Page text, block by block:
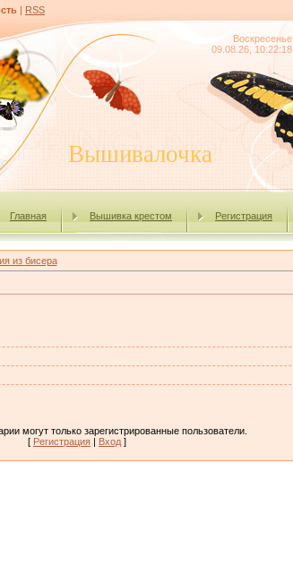
| RSS
Воскресенье
09.08.26, 10:22:18
Вышивалочка
Главная Вышивка крестом Регистрация
из бисера
могут только зарегистрированные пользователи.
[ Регистрация | Вход ]